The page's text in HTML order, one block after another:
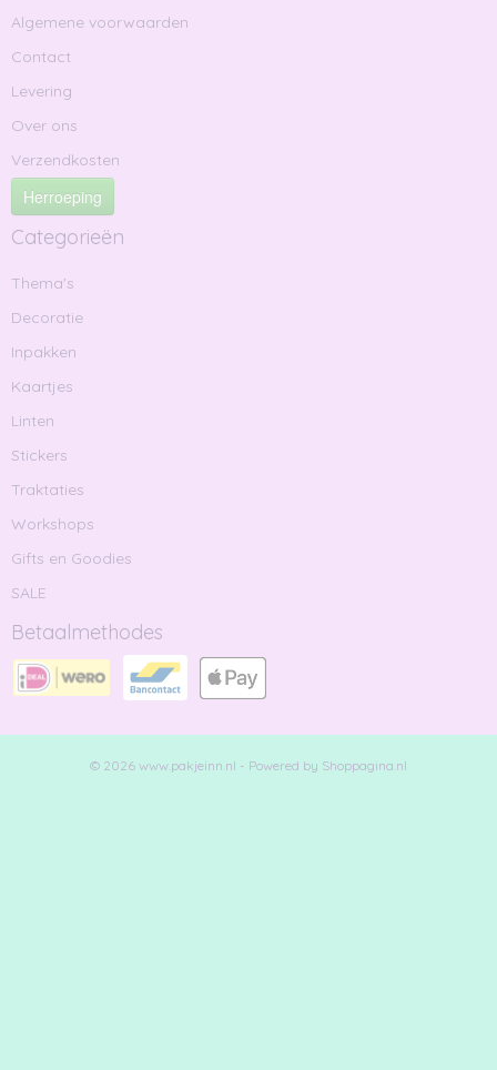
Algemene voorwaarden
Contact
Levering
Over ons
Verzendkosten
Herroeping
Categorieën
Thema's
Decoratie
Inpakken
Kaartjes
Linten
Stickers
Traktaties
Workshops
Gifts en Goodies
SALE
Betaalmethodes
© 2026 www.pakjeinn.nl - Powered by Shoppagina.nl